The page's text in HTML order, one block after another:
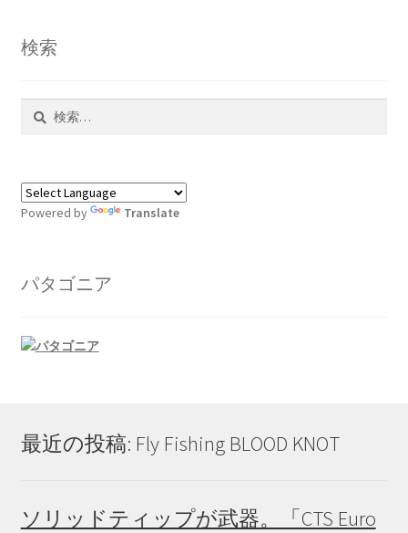
検索
Powered by Translate
パタゴニア
最近の投稿: Fly Fishing BLOOD KNOT
ソリッドティップが武器。「CTS Euro